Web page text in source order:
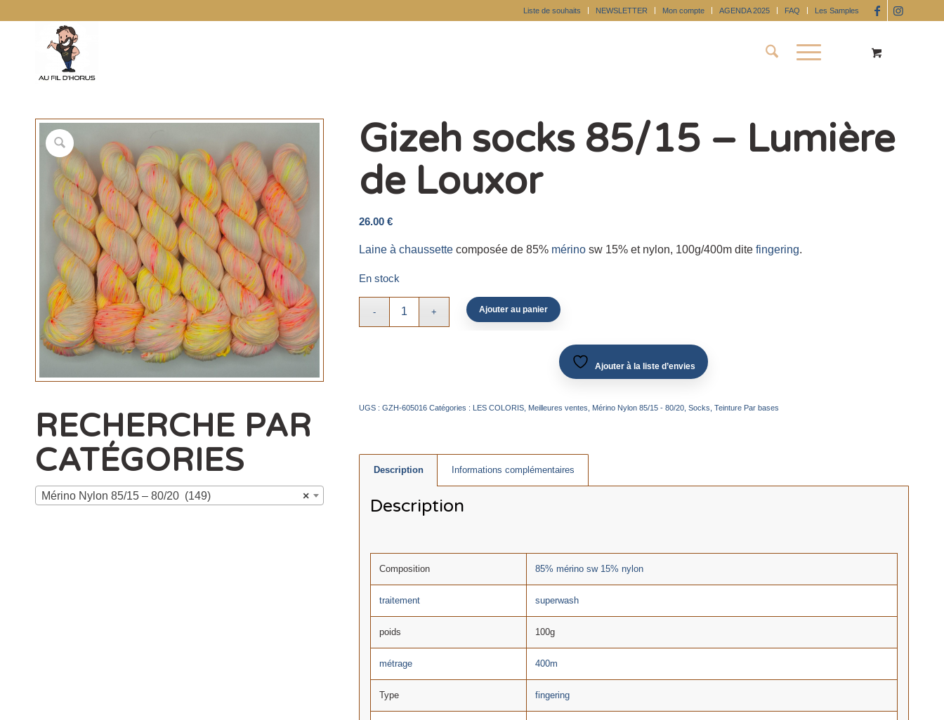
Liste de souhaits NEWSLETTER Mon compte AGENDA 2025 FAQ Les Samples
RECHERCHE PAR
CATÉGORIES
×
Mérino Nylon 85/15 – 80/20 (149)
Gizeh socks 85/15 – Lumière
de Louxor
26.00 €
Laine à chaussettecomposée de 85% mérinosw 15% et nylon, 100g/400m dite fingering.
En stock
Ajouter au panier
Ajouter à la liste d’envies
UGS : GZH-605016 Catégories : LES COLORIS, Meilleures ventes Mérino Nylon 85/15 - 80/20, Socks Teinture Par bases
Description Informations complémentaires
Description
Composition 85% mérino sw 15% nylon
traitement superwash
poids 100g
métrage 400m
Type fingering